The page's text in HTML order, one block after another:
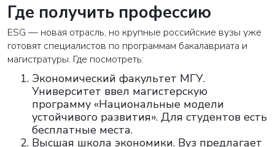
Где получить профессию
ESG — новая отрасль, но крупные российские вузы уже
готовят специалистов по программам бакалавриата и
магистратуры. Где посмотреть:
Экономический факультет МГУ.
Университет ввел магистерскую
программу «Национальные модели
устойчивого развития». Для студентов есть
бесплатные места.
Высшая школа экономики. Вуз предлагает